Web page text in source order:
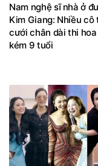
Nam nghệ sĩ nhà ở
Kim Giang: Nhiều cô
cưới chân dài thi
kém 9 tuổi